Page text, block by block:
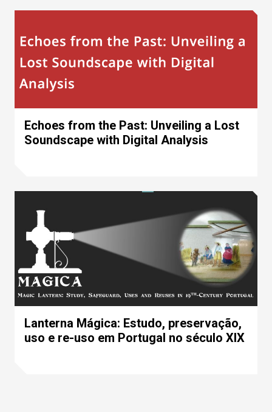
Echoes from the Past: Unveiling a Lost
Soundscape with Digital Analysis
Lanterna Mágica: Estudo, preservação,
uso e re-uso em Portugal no século XIX